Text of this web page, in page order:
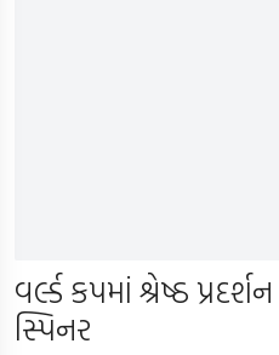
વર્લ્ડ કપમાં શ્રેષ્ઠ
સ્પિનર